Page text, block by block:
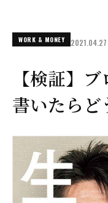
WORK & MONEY 2021.04.27
【検証】
書いたらど